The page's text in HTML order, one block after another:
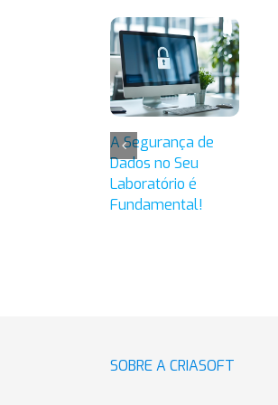
A Segurança de
Dados no Seu
Laboratório é
Fundamental!
SOBRE A CRIASOFT